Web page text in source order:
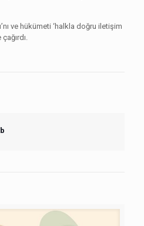
ve hükümeti ‘halkla doğru iletişim